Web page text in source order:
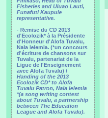
Fisheries and Uluao Lauti,
Funafuti Kaupule
representative.
- Remise du CD 2013
d'Ecolozik* à la Présidente
d'Honneur d'Alofa Tuvalu,
Nala Ielemia. (*un concours
d'écriture de chansons sur
Tuvalu, partenariat de la
Ligue de l'Enseignement
avec Alofa Tuvalu) /
Handing of the 2013
Ecolozik CD* to Alofa
Tuvalu Patron, Nala Ielemia
*(a song writing contest
about Tuvalu, a partnership
between The Education
League and Alofa Tuvalu).